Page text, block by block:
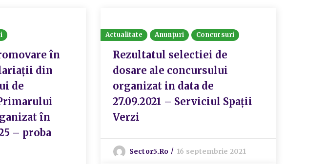
în
din
de
în
– proba
Actualitate Anunțuri Concursuri
Rezultatul selectiei de
dosare ale concursului
organizat in data de
27.09.2021 – Serviciul Spații
Verzi
Sector5.ro 16 septembrie 2021